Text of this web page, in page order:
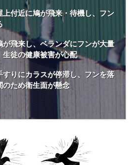
上付近に鳩が飛来・待機し、フン
が飛来し、ベランダにフンが大量
生徒の健康被害が心配
すりにカラスが停滞し、フンを落
のため衛生面が懸念